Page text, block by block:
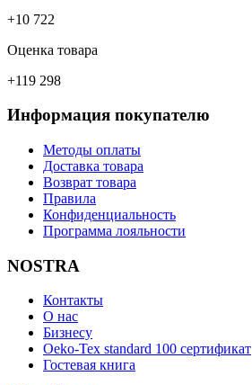
+10 722
Оценка товара
+119 298
Информация покупателю
Методы оплаты
Доставка товара
Возврат товара
Правила
Конфиденциальность
Программа лояльности
NOSTRA
Контакты
О нас
Бизнесу
Oeko-Tex standard 100 сертификат
Гостевая книга